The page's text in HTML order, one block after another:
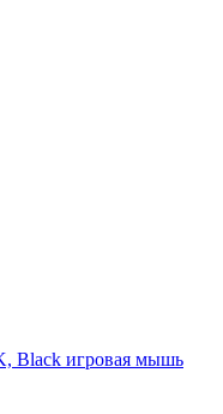
Black игровая мышь